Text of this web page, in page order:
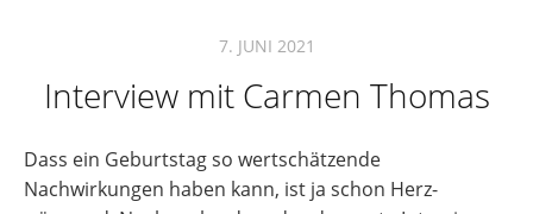
7. JUNI 2021
Interview mit Carmen Thomas
Dass ein Geburtstag so wertschätzende
Nachwirkungen haben kann, ist ja schon Herz-